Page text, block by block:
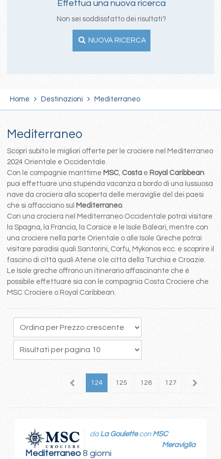
Effettua una nuova ricerca
Non sei soddissfatto dei risultati?
NUOVA RICERCA
Home Destinazioni Mediterraneo
Mediterraneo
Scopri subito le migliori offerte per le crociere nel Mediterraneo
2024 Orientale e Occidentale.
Con le compagnie marittime MSC, Costa e Royal Caribbean
puoi effettuare una stupenda vacanza a bordo di una lussuosa
nave da crociera alla scoperta delle meraviglie del dei paesi
che si affacciano sul Mediterraneo.
Con una crociera nel Mediterraneo Occidentale potrai visitare
la Spagna, la Francia, la Corsice e le Isole Baleari, mentre con
una crociere nella parte Orientale o alle Isole Greche potrai
visitare paradisi quali Santorini, Corfu, Mykonos ecc. e scoprire il
fascino di città quali Atene o le città della Turchia e Croazie.
Le Isole greche offrono un itinerario affascinante che è
possibile effettuare sia con le compagnia Costa Crociere che
MSC Crociere o Royal Caribbean.
123 124 125 126 127 128
Mediterraneo8 giorni
da La Goulettecon MSC
Meraviglia